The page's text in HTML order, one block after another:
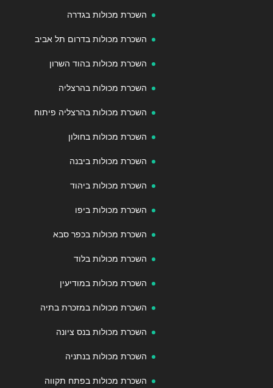
השכרת מכולות בגדרה
השכרת מכולות בדרום תל אביב
השכרת מכולות בהוד השרון
השכרת מכולות בהרצליה
השכרת מכולות בהרצליה פיתוח
השכרת מכולות בחולון
השכרת מכולות ביבנה
השכרת מכולות ביהוד
השכרת מכולות ביפו
השכרת מכולות בכפר סבא
השכרת מכולות בלוד
השכרת מכולות במודיעין
השכרת מכולות במזכרת בתיה
השכרת מכולות בנס ציונה
השכרת מכולות בנתניה
השכרת מכולות בפתח תקווה